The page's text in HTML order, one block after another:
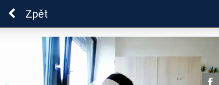
Zpět